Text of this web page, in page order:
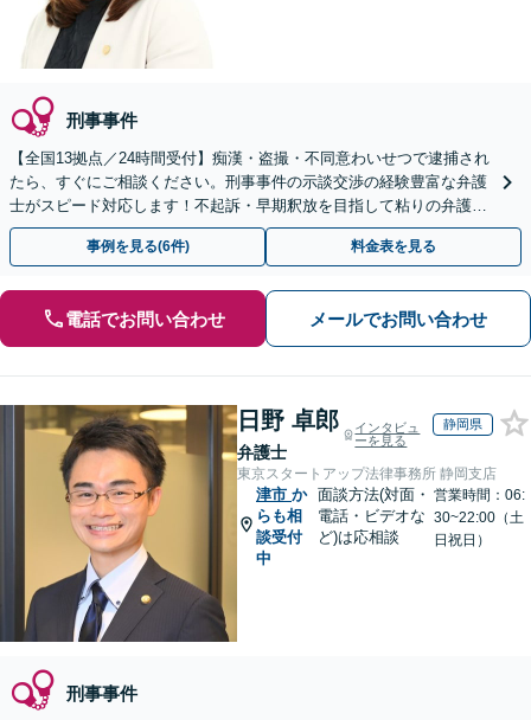
刑事事件
【全国13拠点／24時間受付】痴漢・盗撮・不同意わいせつで逮捕され
たら、すぐにご相談ください。刑事事件の示談交渉の経験豊富な弁護
士がスピード対応します！不起訴・早期釈放を目指して粘りの弁護活
動を行います。
事例を見る(6件) 料金表を見る
電話でお問い合わせ メールでお問い合わせ
日野 卓郎
弁護士
インタビュ
ーを見る
静岡県
東京スタートアップ法律事務所 静岡支店
津市 か
らも相
談受付
中
面談方法(対面・
電話・ビデオな
ど)は応相談
営業時間：06:
30~22:00（土
日祝日）
刑事事件